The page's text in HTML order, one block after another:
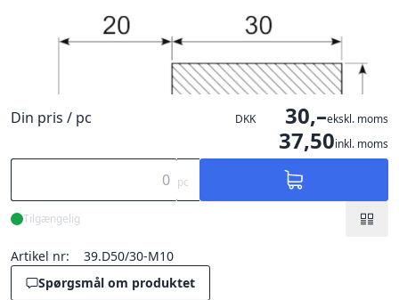
Din pris / pc DKK 30,–ekskl. moms
37,50inkl. moms
pc
Tilgængelig
Artikel nr:
39.D50/30-M10
Spørgsmål om produktet